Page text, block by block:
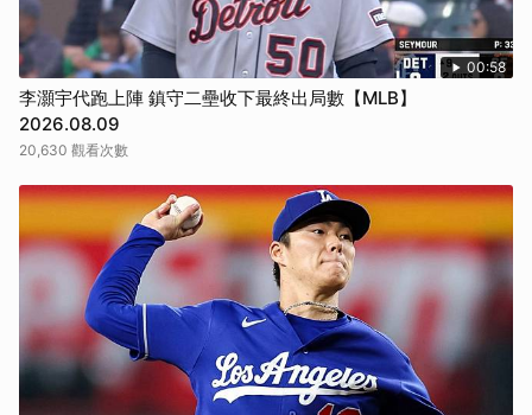
00:58
李灝宇代跑上陣 鎮守二壘收下最終出局數【MLB】
2026.08.09
20,630 觀看次數